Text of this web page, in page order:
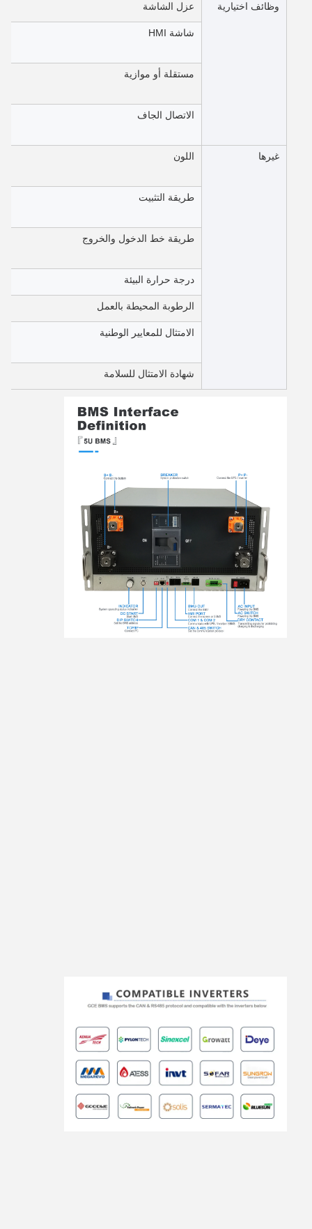
وظائف اختيارية عزل الشاشة
شاشة HMI
مستقلة أو موازية
الاتصال الجاف
غيرها اللون
طريقة التثبيت
طريقة خط الدخول والخروج
درجة حرارة البيئة
الرطوبة المحيطة بالعمل
الامتثال للمعايير الوطنية
شهادة الامتثال للسلامة